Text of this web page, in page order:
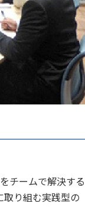
チームで解決する
り組む実践型の